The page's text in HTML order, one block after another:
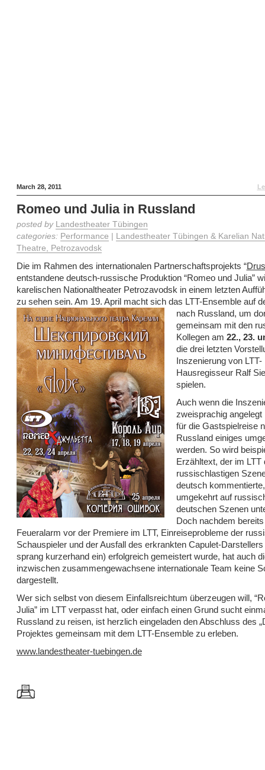
March 28, 2011
Romeo und Julia in Russland
posted by Landestheater Tübingen
categories: Performance
Landestheater Tübingen & Karelian
Theatre, Petrozavodsk
Die im Rahmen des internationalen Partnerschaftsprojekts “
entstandene deutsch-russische Produktion “Romeo und Julia”
karelischen Nationaltheater Petrozavodsk in einem letzten
zu sehen sein. Am 19. April macht sich das LTT-Ensemble auf
nach Russland, um
gemeinsam mit den
Kollegen am 22., 23.
die drei letzten
Inszenierung von LTT-
Hausregisseur Ralf
spielen.
Auch wenn die
zweisprachig
für die Gastspielreise
Russland einiges
werden. So wird
Erzähltext, der im LTT
russischlastigen
deutsch
umgekehrt auf
deutschen Szenen
Doch nachdem bereits
Feueralarm vor der Premiere im LTT, Einreiseprobleme der
Schauspieler und der Ausfall des erkrankten Capulet-
sprang kurzerhand ein) erfolgreich gemeistert wurde, hat auch
inzwischen zusammengewachsene internationale Team keine
dargestellt.
Wer sich selbst von diesem Einfallsreichtum überzeugen will,
Julia” im LTT verpasst hat, oder einfach einen Grund sucht
Russland zu reisen, ist herzlich eingeladen den Abschluss des
Projektes gemeinsam mit dem LTT-Ensemble zu erleben.
www.landestheater-tuebingen.de